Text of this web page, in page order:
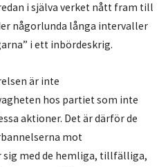
i själva verket nått fram till
någorlunda långa intervaller
i ett inbördeskrig.
är inte
hos partiet som inte
aktioner. Det är därför de
mot
med de hemliga, tillfälliga,